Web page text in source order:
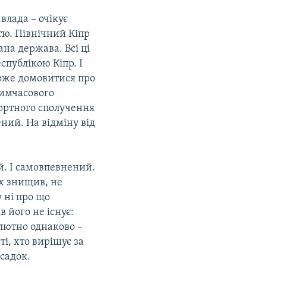
– очікує
Північний Кіпр
держава. Всі ці
Кіпр. І
домовитися про
сполучення
На відміну від
І самовпевнений.
знищив, не
ні про що
його не існує:
однаково –
хто вирішує за